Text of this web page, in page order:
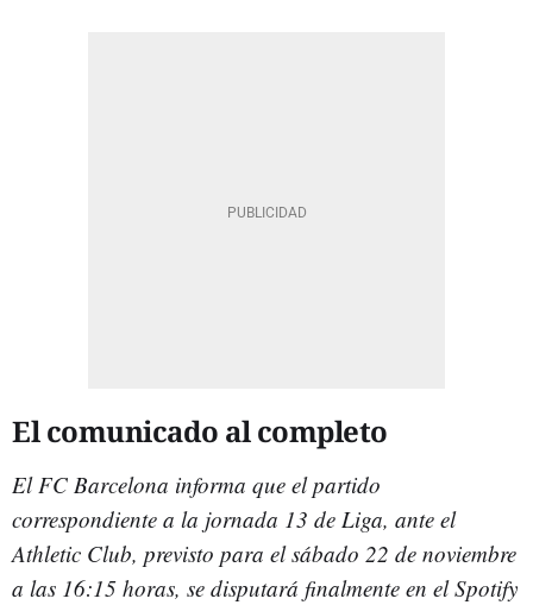
El comunicado al completo
El FC Barcelona informa que el partido
correspondiente a la jornada 13 de Liga, ante el
Athletic Club, previsto para el sábado 22 de noviembre
a las 16:15 horas, se disputará finalmente en el Spotify